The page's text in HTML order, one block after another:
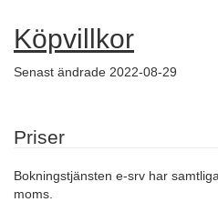
Köpvillkor
Senast ändrade 2022-08-29
Priser
Bokningstjänsten e-srv har
moms.